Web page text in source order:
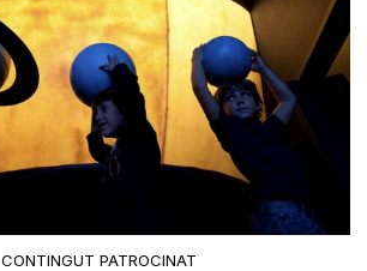
CONTINGUT PATROCINAT